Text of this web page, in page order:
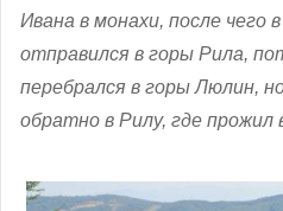
Ивана в монахи, после чего
отправился в горы Рила,
перебрался в горы Люлин,
обратно в Рилу, где